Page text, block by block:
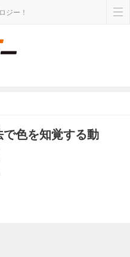
ジー！
色を知覚する動